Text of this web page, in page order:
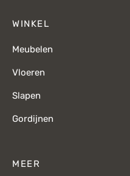
WINKEL
Meubelen
Vloeren
Slapen
Gordijnen
MEER